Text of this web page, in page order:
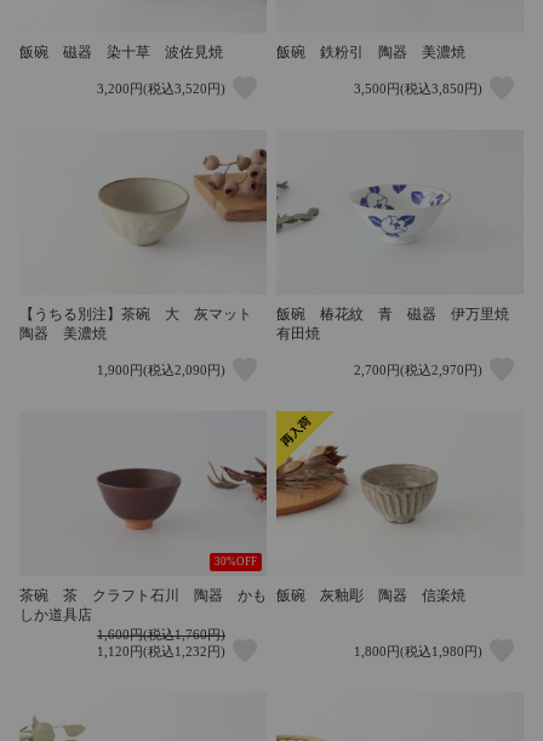
飯碗 磁器 染十草 波佐見焼
3,200円(税込3,520円)
飯碗 鉄粉引 陶器 美濃焼
3,500円(税込3,850円)
【うちる別注】茶碗 大 灰マット
陶器 美濃焼
1,900円(税込2,090円)
飯碗 椿花紋 青 磁器 伊万里焼
有田焼
2,700円(税込2,970円)
30%OFF
茶碗 茶 クラフト石川 陶器 かも
しか道具店
1,600円(税込1,760円)
1,120円(税込1,232円)
飯碗 灰釉彫 陶器 信楽焼
1,800円(税込1,980円)